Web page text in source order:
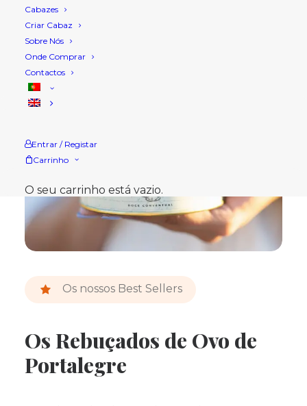
Cabazes
Criar Cabaz
Sobre Nós
Onde Comprar
Contactos
Entrar / Registar
Carrinho
O seu carrinho está vazio.
Os nossos Best Sellers
Os Rebuçados de Ovo de
Portalegre